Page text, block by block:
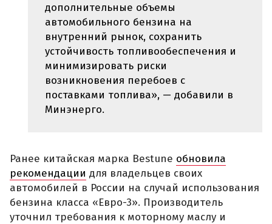
дополнительные объемы
автомобильного бензина на
внутренний рынок, сохранить
устойчивость топливообеспечения и
минимизировать риски
возникновения перебоев с
поставками топлива», — добавили в
Минэнерго.
Ранее китайская марка Bestune обновила
рекомендации для владельцев своих
автомобилей в России на случай использования
бензина класса «Евро-3». Производитель
уточнил требования к моторному маслу и